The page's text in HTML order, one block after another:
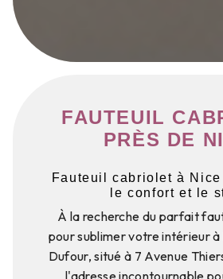
FAUTEUIL
PRÈS DE
Fauteuil cabriolet à Nice
le confort et le
À la recherche du parfait
pour sublimer votre intérieur
Dufour, situé à 7 Avenue
l'adresse incontournable